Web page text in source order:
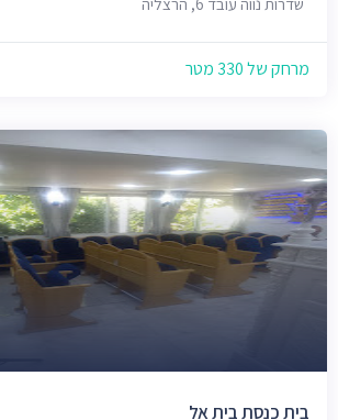
מרחק של 330 מטר
בית כנסת בית אל